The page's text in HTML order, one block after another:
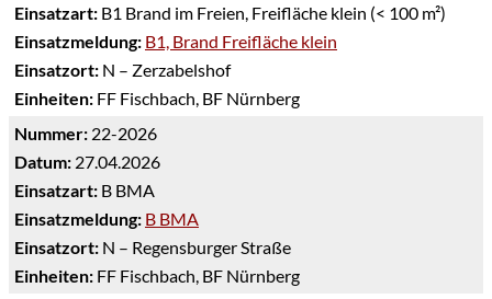
Einsatzart: B1 Brand im Freien, Freifläche klein (< 100 m²)
Einsatzmeldung: B1, Brand Freifläche klein
Einsatzort: N – Zerzabelshof
Einheiten: FF Fischbach, BF Nürnberg
Nummer: 22-2026
Datum: 27.04.2026
Einsatzart: B BMA
Einsatzmeldung: B BMA
Einsatzort: N – Regensburger Straße
Einheiten: FF Fischbach, BF Nürnberg